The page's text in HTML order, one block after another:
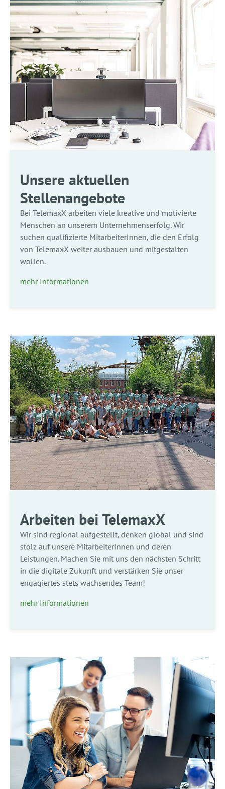
Unsere aktuellen
Stellenangebote
Bei TelemaxX arbeiten viele kreative und motivierte
Menschen an unserem Unternehmenserfolg. Wir
suchen qualifizierte MitarbeiterInnen, die den Erfolg
von TelemaxX weiter ausbauen und mitgestalten
wollen.
mehr Informationen
Arbeiten bei TelemaxX
Wir sind regional aufgestellt, denken global und sind
stolz auf unsere MitarbeiterInnen und deren
Leistungen. Machen Sie mit uns den nächsten Schritt
in die digitale Zukunft und verstärken Sie unser
engagiertes stets wachsendes Team!
mehr Informationen